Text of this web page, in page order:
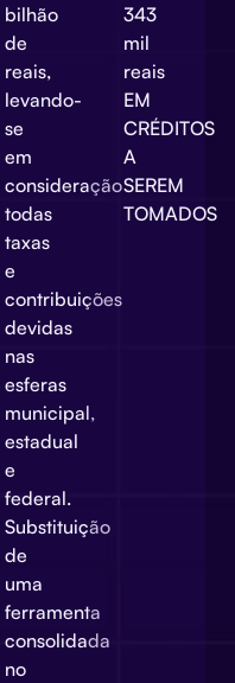
bilhão
de
reais,
levando-
se
em
consideração
todas
taxas
e
contribuições
devidas
nas
esferas
municipal,
estadual
e
federal.
Substituição
de
uma
ferramenta
consolidada
no
343
mil
reais
EM
CRÉDITOS
A
SEREM
TOMADOS